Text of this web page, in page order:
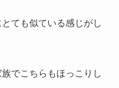
ても似ている感じがし
でこちらもほっこりし